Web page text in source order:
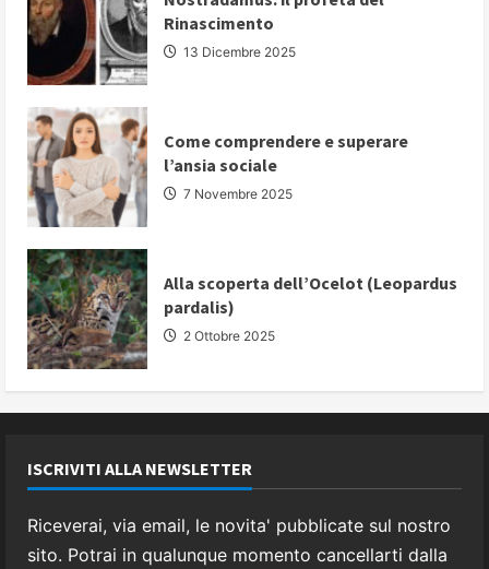
il
proprio
pubblico
Rinascimento
13 Dicembre 2025
Come comprendere e superare
l’ansia sociale
7 Novembre 2025
Alla scoperta dell’Ocelot (Leopardus
pardalis)
2 Ottobre 2025
ISCRIVITI ALLA NEWSLETTER
Riceverai, via email, le novita' pubblicate sul nostro
sito. Potrai in qualunque momento cancellarti dalla